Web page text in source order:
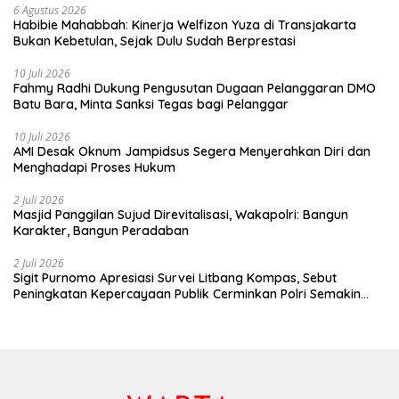
masyarakat sama-sama menjaga,
merawat hutan kita, sehingga kemudian
untuk generasi yang akan datang,”
tambah Sigit mengakhiri. red/tim
6 Agustus 2026
Habibie Mahabbah: Kinerja Welfizon Yuza di Transjakarta
Bukan Kebetulan, Sejak Dulu Sudah Berprestasi
10 Juli 2026
Fahmy Radhi Dukung Pengusutan Dugaan Pelanggaran DMO
Batu Bara, Minta Sanksi Tegas bagi Pelanggar
10 Juli 2026
AMI Desak Oknum Jampidsus Segera Menyerahkan Diri dan
Menghadapi Proses Hukum
2 Juli 2026
Masjid Panggilan Sujud Direvitalisasi, Wakapolri: Bangun
Karakter, Bangun Peradaban
2 Juli 2026
Sigit Purnomo Apresiasi Survei Litbang Kompas, Sebut
Peningkatan Kepercayaan Publik Cerminkan Polri Semakin